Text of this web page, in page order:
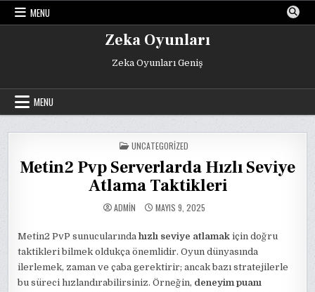
Skip
MENU
Zeka Oyunları
Zeka Oyunları Geniş
MENU
POSTED
IN
UNCATEGORIZED
Metin2 Pvp Serverlarda Hızlı Seviye
Atlama Taktikleri
ADMIN MAYIS 9, 2025
Metin2 PvP sunucularındahızlı seviye atlamak için doğru
taktikleri bilmek oldukça önemlidir. Oyun dünyasında
ilerlemek, zaman ve çaba gerektirir; ancak bazı stratejilerle
bu süreci hızlandırabilirsiniz. Örneğin, deneyim puanı